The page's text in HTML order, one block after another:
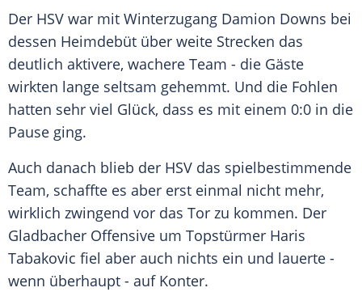
Der HSV war mit Winterzugang Damion Downs bei
dessen Heimdebüt über weite Strecken das
deutlich aktivere, wachere Team - die Gäste
wirkten lange seltsam gehemmt. Und die Fohlen
hatten sehr viel Glück, dass es mit einem 0:0 in die
Pause ging.
Auch danach blieb der HSV das spielbestimmende
Team, schaffte es aber erst einmal nicht mehr,
wirklich zwingend vor das Tor zu kommen. Der
Gladbacher Offensive um Topstürmer Haris
Tabakovic fiel aber auch nichts ein und lauerte -
wenn überhaupt - auf Konter.